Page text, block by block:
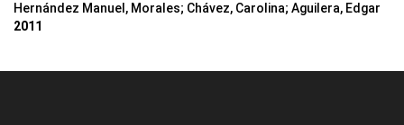
Hernández Manuel, Morales; Chávez, Carolina; Aguilera, Edgar
2011